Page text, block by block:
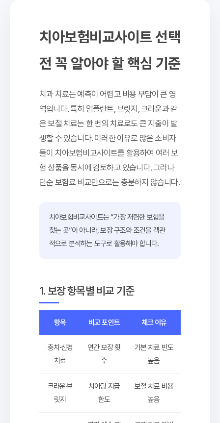
치아보험비교사이트 선택
전 꼭 알아야 할 핵심 기준
치과 치료는 예측이 어렵고 비용 부담이 큰 영
역입니다. 특히 임플란트, 브릿지, 크라운과 같
은 보철 치료는 한 번의 치료로도 큰 지출이 발
생할 수 있습니다. 이러한 이유로 많은 소비자
들이 치아보험비교사이트를 활용하여 여러 보
험 상품을 동시에 검토하고 있습니다. 그러나
단순 보험료 비교만으로는 충분하지 않습니다.
치아보험비교사이트는 “가장 저렴한 보험을
찾는 곳”이 아니라, 보장 구조와 조건을 객관
적으로 분석하는 도구로 활용해야 합니다.
1. 보장 항목별 비교 기준
항목 비교 포인트 체크 이유
충치·신경
치료
연간 보장 횟
수
기본 치료 빈도
높음
크라운·브
릿지
치아당 지급
한도
보철 치료 비용
높음